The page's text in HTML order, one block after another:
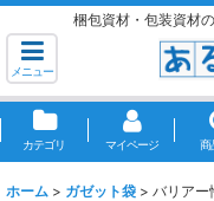
梱包資材・包装資材
メニュー
カテゴリ マイページ 商
ホーム > ガゼット袋 > バリアー